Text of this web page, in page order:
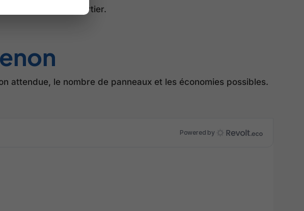
et de votre quartier.
attendue, le nombre de panneaux et les économies possibles.